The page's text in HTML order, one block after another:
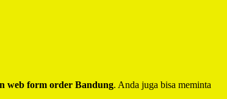
web form order Bandung. Anda juga bisa meminta